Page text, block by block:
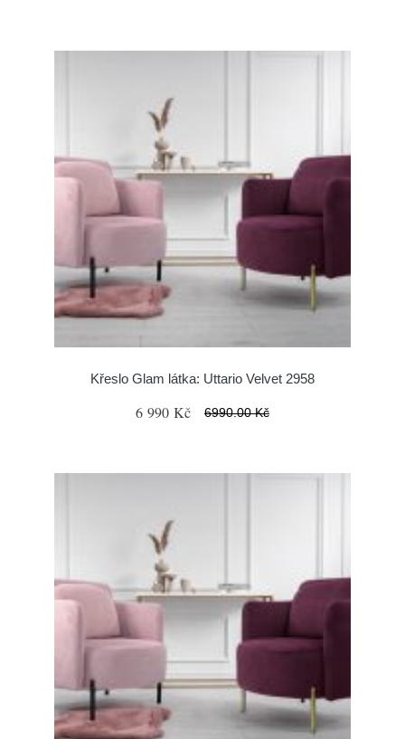
Křeslo Glam látka: Uttario Velvet 2958
6 990 Kč 6990.00 Kč